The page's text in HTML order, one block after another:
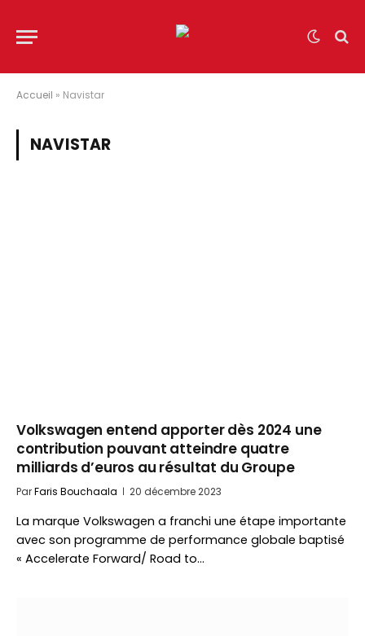
Accueil » Navistar
NAVISTAR
Volkswagen entend apporter dès 2024 une
contribution pouvant atteindre quatre
milliards d’euros au résultat du Groupe
ParFaris Bouchaala 20 décembre 2023
La marque Volkswagen a franchi une étape importante
avec son programme de performance globale baptisé
« Accelerate Forward/ Road to…